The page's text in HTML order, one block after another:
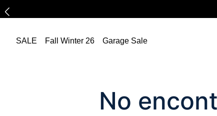
SALE Fall Winter 26 Garage Sale
No